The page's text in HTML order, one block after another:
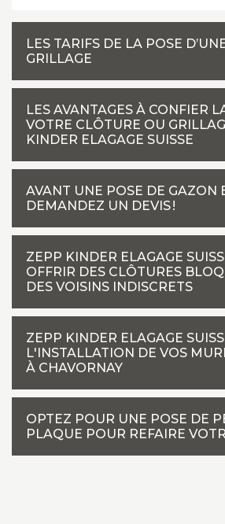
LES TARIFS DE LA POSE
GRILLAGE
LES AVANTAGES À CONFIER
VOTRE CLÔTURE OU
KINDER ELAGAGE SUISSE
AVANT UNE POSE DE GAZON
DEMANDEZ UN DEVIS !
ZEPP KINDER ELAGAGE
OFFRIR DES CLÔTURES
DES VOISINS INDISCRETS
ZEPP KINDER ELAGAGE
L'INSTALLATION DE VOS
À CHAVORNAY
OPTEZ POUR UNE POSE DE
PLAQUE POUR REFAIRE